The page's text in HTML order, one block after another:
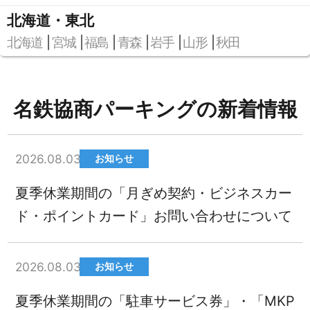
北海道・東北
北海道 宮城 福島 青森 岩手 山形 秋田
名鉄協商パーキングの新着情報
2026.08.03 お知らせ
夏季休業期間の「月ぎめ契約・ビジネスカー
ド・ポイントカード」お問い合わせについて
2026.08.03 お知らせ
夏季休業期間の「駐車サービス券」・「MKP